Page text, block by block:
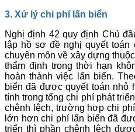
3. Xử lý chi phí lấn biển
Nghị định 42 quy định Chủ
lập hồ sơ đề nghị quyết
chuyên môn về xây dựng
thẩm định trong thời hạn
hoàn thành việc lấn biển.
biển đã được quyết toán
tính trong tổng chi phí phát
chênh lệch, trường hợp chi
lớn hơn chi phí lấn biển đã
triển thì phần chênh lệch